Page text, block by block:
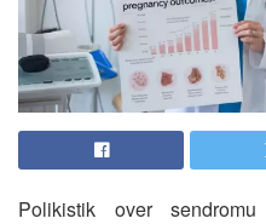
Polikistik over